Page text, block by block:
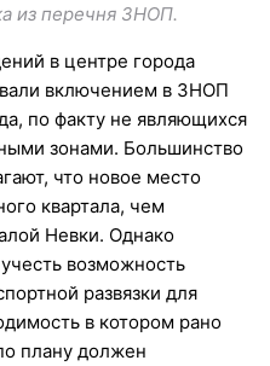
из перечня ЗНОП.
в центре города
включением в ЗНОП
по факту не являющихся
зонами. Большинство
что новое место
квартала, чем
Невки. Однако
возможность
развязки для
в котором рано
плану должен